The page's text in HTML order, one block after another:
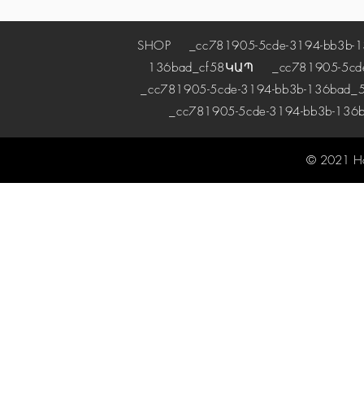
SHOP
_cc781905-5cde-3194-bb3b-
136bad_cf58ԿԱՊ _cc781905-
_cc781905-5cde-3194-bb3b-
_cc781905-5cde-3194-bb3b-
© 2021